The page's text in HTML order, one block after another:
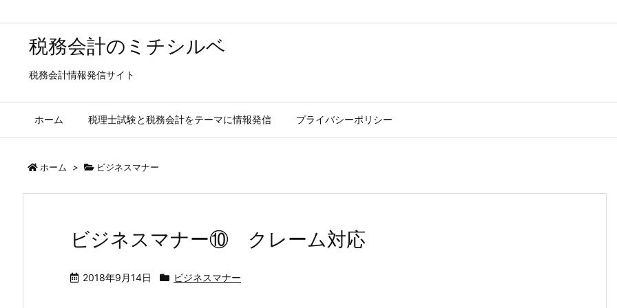
税務会計のミチシルベ
税務会計情報発信サイト
ホーム 税理士試験と税務会計をテーマに情報発信 プライバシーポリシー
ホーム > ビジネスマナー
ビジネスマナー⑩ クレーム対応
2018年9月14日 ビジネスマナー